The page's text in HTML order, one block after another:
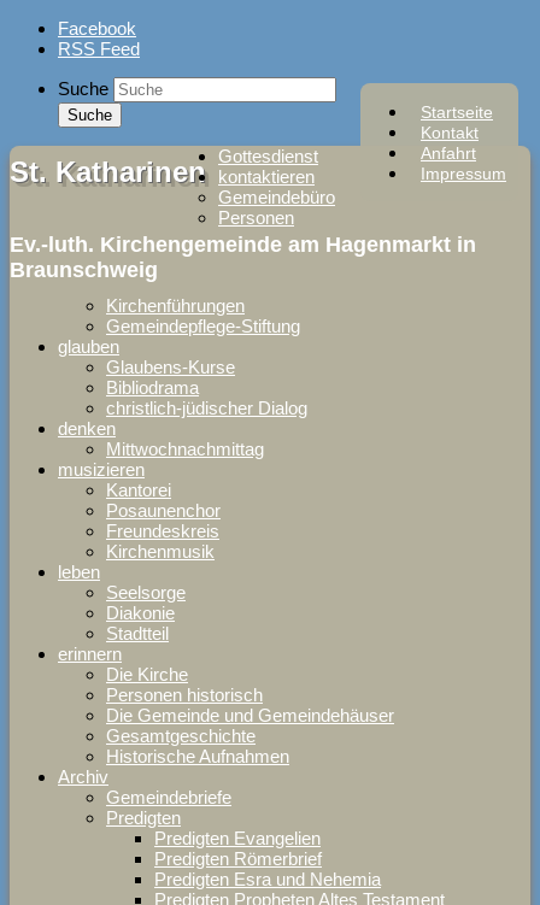
Skip
Facebook
RSS Feed
Startseite
Kontakt
Anfahrt
Impressum
Suche
St. Katharinen
Ev.-luth. Kirchengemeinde am Hagenmarkt in
Braunschweig
Gottesdienst
kontaktieren
Gemeindebüro
Personen
Kirchenführungen
Gemeindepflege-Stiftung
glauben
Glaubens-Kurse
Bibliodrama
christlich-jüdischer Dialog
denken
Mittwochnachmittag
musizieren
Kantorei
Posaunenchor
Freundeskreis
Kirchenmusik
leben
Seelsorge
Diakonie
Stadtteil
erinnern
Die Kirche
Personen historisch
Die Gemeinde und Gemeindehäuser
Gesamtgeschichte
Historische Aufnahmen
Archiv
Gemeindebriefe
Predigten
Predigten Evangelien
Predigten Römerbrief
Predigten Esra und Nehemia
Predigten Propheten Altes Testament